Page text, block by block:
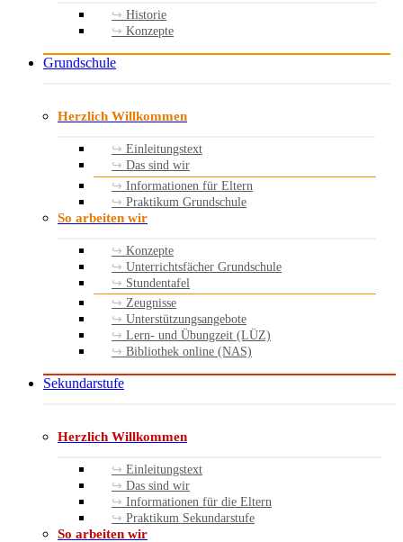
Historie
Konzepte
Grundschule
Herzlich Willkommen
Einleitungstext
Das sind wir
Informationen für Eltern
Praktikum Grundschule
So arbeiten wir
Konzepte
Unterrichtsfächer Grundschule
Stundentafel
Zeugnisse
Unterstützungsangebote
Lern- und Übungzeit (LÜZ)
Bibliothek online (NAS)
Sekundarstufe
Herzlich Willkommen
Einleitungstext
Das sind wir
Informationen für die Eltern
Praktikum Sekundarstufe
So arbeiten wir